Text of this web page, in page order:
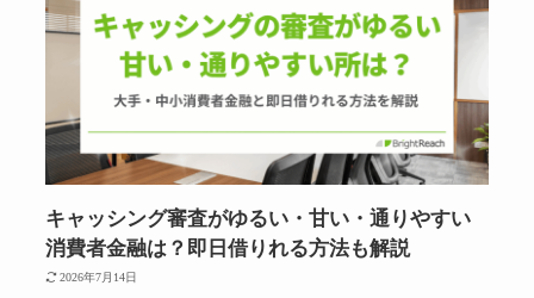
キャッシング審査がゆるい・甘い・通りやすい
消費者金融は？即日借りれる方法も解説
2026年7月14日